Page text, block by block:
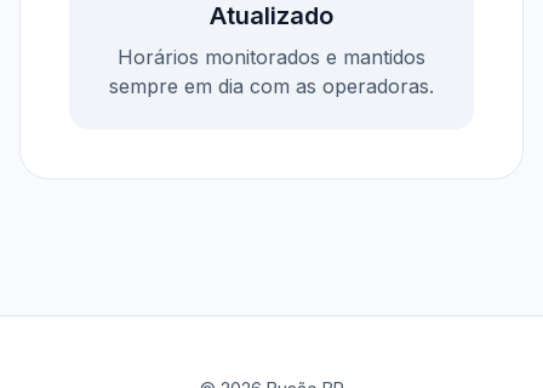
Atualizado
Horários monitorados e mantidos
sempre em dia com as operadoras.